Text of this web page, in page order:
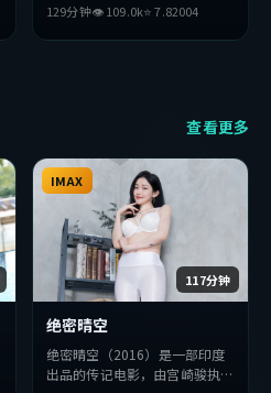
影片在叙事与视听上力求突破，
探讨人性与抉择，节奏张弛有
129分钟👁109.0k⭐7.82004
查看更多
117分钟
IMAX
绝密晴空
绝密晴空（2016）是一部印度
出品的传记电影，由宫崎骏执